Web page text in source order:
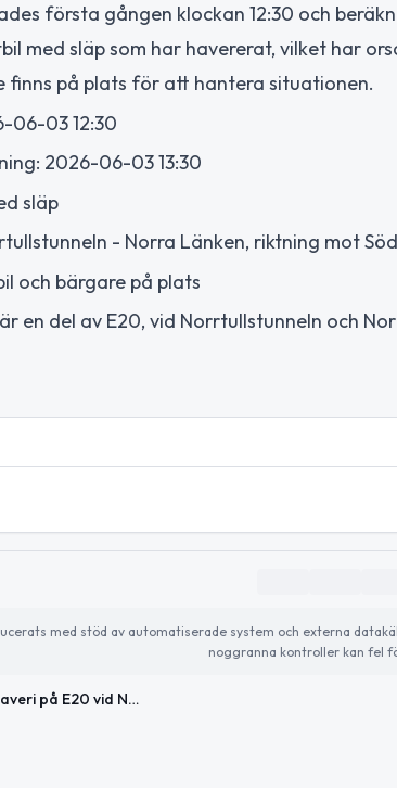
första gången klockan 12:30 och
med släp som har havererat, vilket har
finns på plats för att hantera situationen.
06-03 12:30
2026-06-03 13:30
släp
- Norra Länken, riktning mot
och bärgare på plats
en del av E20, vid Norrtullstunneln och
med stöd av automatiserade system och externa
noggranna kontroller kan fel
Fordonshaveri på E20 vid Norrtullstunneln påverkar trafiken mot Södertälje